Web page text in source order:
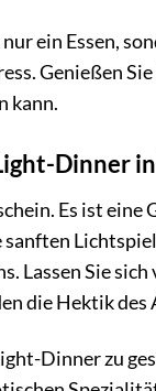
ein Essen,
Genießen
kann.
Dinner
Es ist
Sie
die Hektik des
Dinner zu